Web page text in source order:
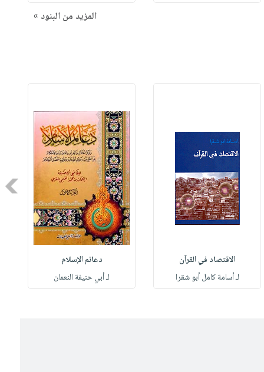
المزيد من البنود »
الاقتصاد في القرآن
لـ أسامة كامل أبو شقرا
دعائم الإسلام
لـ أبي حنيفة النعمان